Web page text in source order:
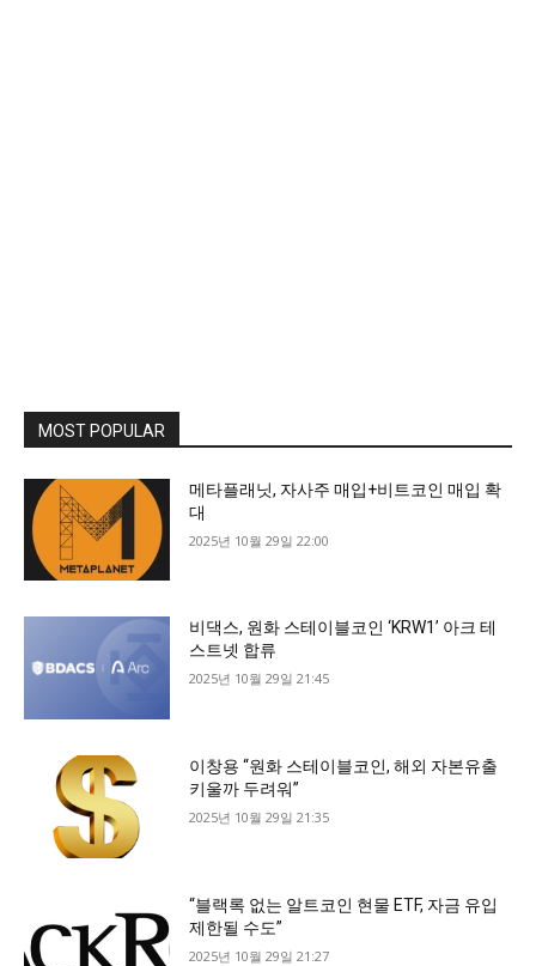
MOST POPULAR
메타플래닛, 자사주 매입+비트코인 매입 확
대
2025년 10월 29일 22:00
비댁스, 원화 스테이블코인 ‘KRW1’ 아크 테
스트넷 합류
2025년 10월 29일 21:45
이창용 “원화 스테이블코인, 해외 자본유출
키울까 두려워”
2025년 10월 29일 21:35
“블랙록 없는 알트코인 현물 ETF, 자금 유입
제한될 수도”
2025년 10월 29일 21:27